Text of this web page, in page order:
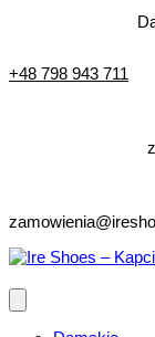
+48 798 943 711